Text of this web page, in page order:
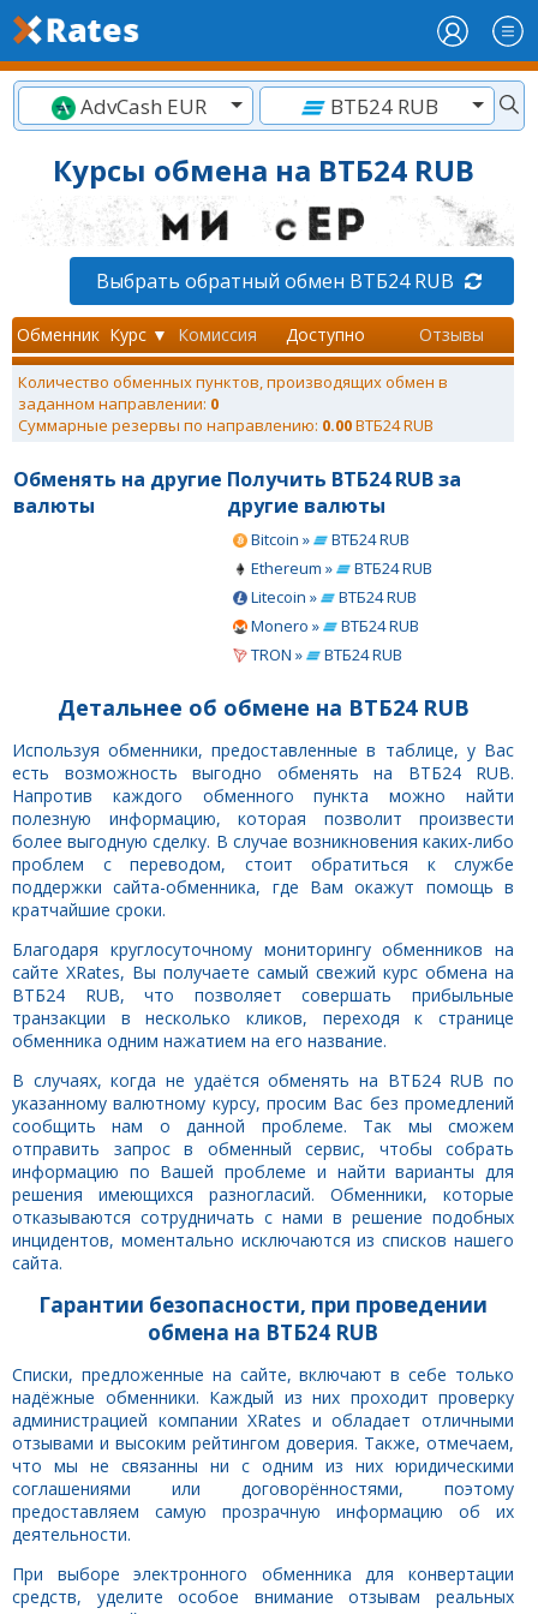
AdvCash EUR ВТБ24 RUB
Курсы обмена на ВТБ24 RUB
Выбрать обратный обмен ВТБ24 RUB
Обменник Курс ▼ Комиссия Доступно Отзывы
Количество обменных пунктов, производящих обмен в
заданном направлении: 0
Суммарные резервы по направлению: 0.00ВТБ24 RUB
Обменять на другие
валюты
Получить ВТБ24 RUB за
другие валюты
Bitcoin »
ВТБ24 RUB
Ethereum »
ВТБ24 RUB
Litecoin »
ВТБ24 RUB
Monero »
ВТБ24 RUB
TRON »
ВТБ24 RUB
Детальнее об обмене на ВТБ24 RUB
Используя обменники, предоставленные в таблице, у Вас
есть возможность выгодно обменять на ВТБ24 RUB.
Напротив каждого обменного пункта можно найти
полезную информацию, которая позволит произвести
более выгодную сделку. В случае возникновения каких-либо
проблем с переводом, стоит обратиться к службе
поддержки сайта-обменника, где Вам окажут помощь в
кратчайшие сроки.
Благодаря круглосуточному мониторингу обменников на
сайте XRates, Вы получаете самый свежий курс обмена на
ВТБ24 RUB, что позволяет совершать прибыльные
транзакции в несколько кликов, переходя к странице
обменника одним нажатием на его название.
В случаях, когда не удаётся обменять на ВТБ24 RUB по
указанному валютному курсу, просим Вас без промедлений
сообщить нам о данной проблеме. Так мы сможем
отправить запрос в обменный сервис, чтобы собрать
информацию по Вашей проблеме и найти варианты для
решения имеющихся разногласий. Обменники, которые
отказываются сотрудничать с нами в решение подобных
инцидентов, моментально исключаются из списков нашего
сайта.
Гарантии безопасности, при проведении
обмена на ВТБ24 RUB
Списки, предложенные на сайте, включают в себе только
надёжные обменники. Каждый из них проходит проверку
администрацией компании XRates и обладает отличными
отзывами и высоким рейтингом доверия. Также, отмечаем,
что мы не связанны ни с одним из них юридическими
соглашениями или договорённостями, поэтому
предоставляем самую прозрачную информацию об их
деятельности.
При выборе электронного обменника для конвертации
средств, уделите особое внимание отзывам реальных